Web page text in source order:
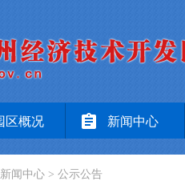
区概况 新闻中心
新闻中心 > 公示公告